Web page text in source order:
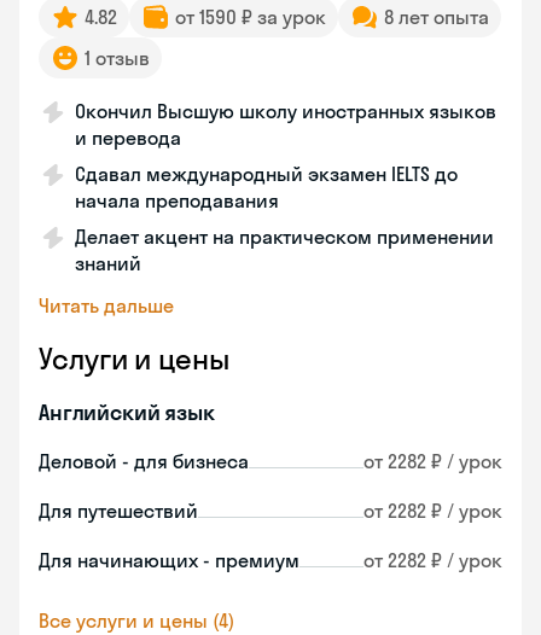
4.82 от 1590 ₽ за урок
8 лет опыта
1 отзыв
Окончил Высшую школу иностранных языков
и перевода
Сдавал международный экзамен IELTS до
начала преподавания
Делает акцент на практическом применении
знаний
Читать дальше
Услуги и цены
Английский язык
Деловой - для бизнеса от 2282 ₽ / урок
Для путешествий от 2282 ₽ / урок
Для начинающих - премиум от 2282 ₽ / урок
Все услуги и цены (4)